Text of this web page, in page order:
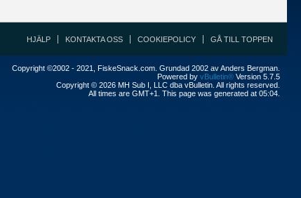
HJÄLP KONTAKTA OSS COOKIEPOLICY GÅ TILL TOPPEN
Copyright ©2002 - 2021, FiskeSnack.com. Grundad 2002 av Anders Bergman.
Powered by vBulletin® Version 5.7.5
Copyright © 2026 MH Sub I, LLC dba vBulletin. All rights reserved.
All times are GMT+1. This page was generated at 05:04.